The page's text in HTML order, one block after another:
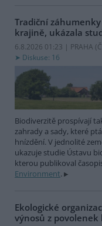
Tradiční
krajině, ukázala
6.8.2026 01:23 | PRAHA (
Diskuse: 16
Biodiverzitě prospívají
zahrady a sady, které
hnízdění. V jednolité
ukazuje studie Ústavu
kterou publikoval
Environment.
Ekologické
výnosů z